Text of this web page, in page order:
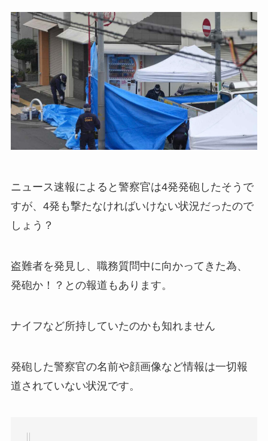
ニュース速報によると警察官は4発発砲したそうで
すが、4発も撃たなければいけない状況だったので
しょう？
盗難者を発見し、職務質問中に向かってきた為、
発砲か！？との報道もあります。
ナイフなど所持していたのかも知れません
発砲した警察官の名前や顔画像など情報は一切報
道されていない状況です。